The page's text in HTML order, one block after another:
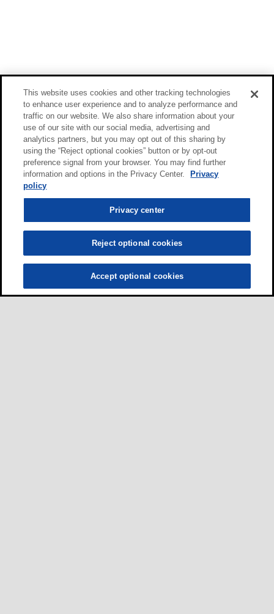
This website uses cookies and other tracking technologies
to enhance user experience and to analyze performance and
traffic on our website. We also share information about your
use of our site with our social media, advertising and
analytics partners, but you may opt out of this sharing by
using the “Reject optional cookies” button or by opt-out
preference signal from your browser. You may find further
information and options in the Privacy Center.
Privacy
policy
Privacy center
Reject optional cookies
Accept optional cookies